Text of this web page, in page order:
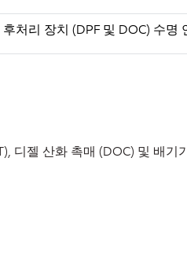
처리 장치 (DPF 및 DOC) 수명
디젤 산화 촉매 (DOC) 및 배기